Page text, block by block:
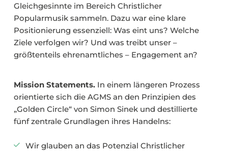
Gleichgesinnte im Bereich Christlicher
Popularmusik sammeln. Dazu war eine klare
Positionierung essenziell: Was eint uns? Welche
Ziele verfolgen wir? Und was treibt unser –
größtenteils ehrenamtliches – Engagement an?
Mission Statements.In einem längeren Prozess
orientierte sich die AGMS an den Prinzipien des
„Golden Circle“ von Simon Sinek und destillierte
fünf zentrale Grundlagen ihres Handelns:
Wir glauben an das Potenzial Christlicher